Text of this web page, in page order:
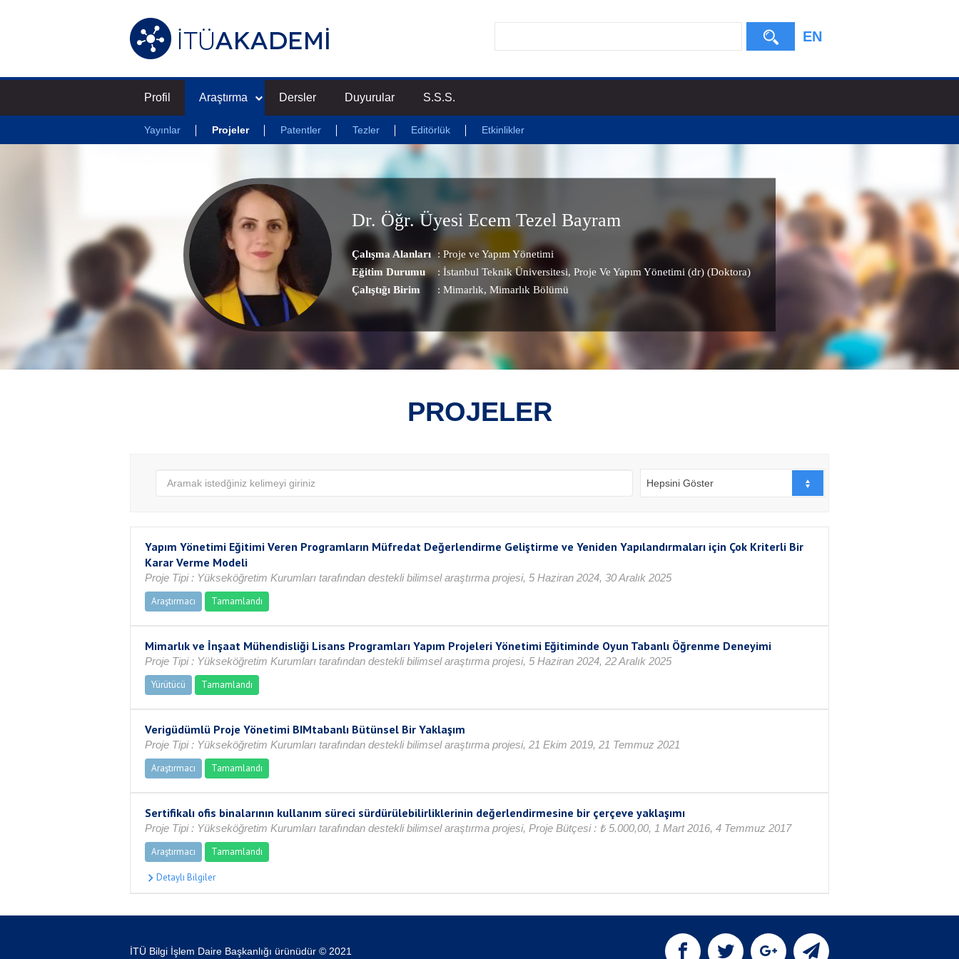
EN
Profil Araştırma
Yayınlar Projeler Patentler Tezler Editörlük Etkinlikler
Dersler Duyurular S.S.S.
Dr. Öğr. Üyesi Ecem Tezel Bayram
Çalışma Alanları : Proje ve Yapım Yönetimi
Eğitim Durumu
: İstanbul Teknik Üniversitesi, Proje Ve Yapım Yönetimi (dr) (Doktora)
Çalıştığı Birim
: Mimarlık, Mimarlık Bölümü
PROJELER
Hepsini Göster
Yapım Yönetimi Eğitimi Veren Programların Müfredat Değerlendirme Geliştirme ve Yeniden Yapılandırmaları için Çok Kriterli Bir
Karar Verme Modeli
Proje Tipi : Yükseköğretim Kurumları tarafından destekli bilimsel araştırma projesi, 5 Haziran 2024, 30 Aralık 2025
Araştırmacı
Tamamlandı
Mimarlık ve İnşaat Mühendisliği Lisans Programları Yapım Projeleri Yönetimi Eğitiminde Oyun Tabanlı Öğrenme Deneyimi
Proje Tipi : Yükseköğretim Kurumları tarafından destekli bilimsel araştırma projesi, 5 Haziran 2024, 22 Aralık 2025
Yürütücü
Tamamlandı
Verigüdümlü Proje Yönetimi BIMtabanlı Bütünsel Bir Yaklaşım
Proje Tipi : Yükseköğretim Kurumları tarafından destekli bilimsel araştırma projesi, 21 Ekim 2019, 21 Temmuz 2021
Araştırmacı
Tamamlandı
Sertifikalı ofis binalarının kullanım süreci sürdürülebilirliklerinin değerlendirmesine bir çerçeve yaklaşımı
Proje Tipi : Yükseköğretim Kurumları tarafından destekli bilimsel araştırma projesi, Proje Bütçesi : ₺ 5.000,00, 1 Mart 2016, 4 Temmuz 2017
Araştırmacı
Tamamlandı
İTÜ Bilgi İşlem Daire Başkanlığı ürünüdür © 2021